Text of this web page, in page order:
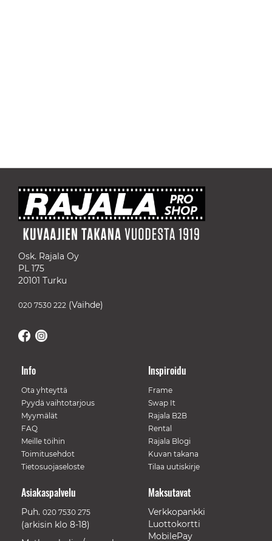
Osk. Rajala Oy
PL 175
20101 Turku
020 7530 222 (Vaihde)
Info
Ota yhteyttä
Pyydä vaihtotarjous
Myymälät
FAQ
Meille töihin
Toimitusehdot
Tietosuojaseloste
Inspiroidu
Frame
Swap It
Rajala B2B
Rental
Rajala Blogi
Kuvan takana
Tilaa uutiskirje
Maksutavat
Verkkopankki
Luottokortti
MobilePay
Asiakaspalvelu
Puh. 020 7530 275
(arkisin klo 8-18)